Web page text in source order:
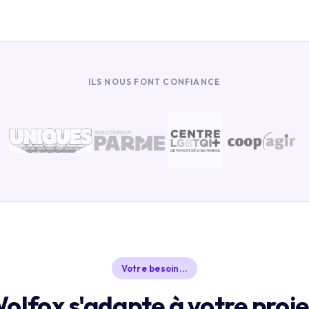
ILS NOUS FONT CONFIANCE
Votre besoin...